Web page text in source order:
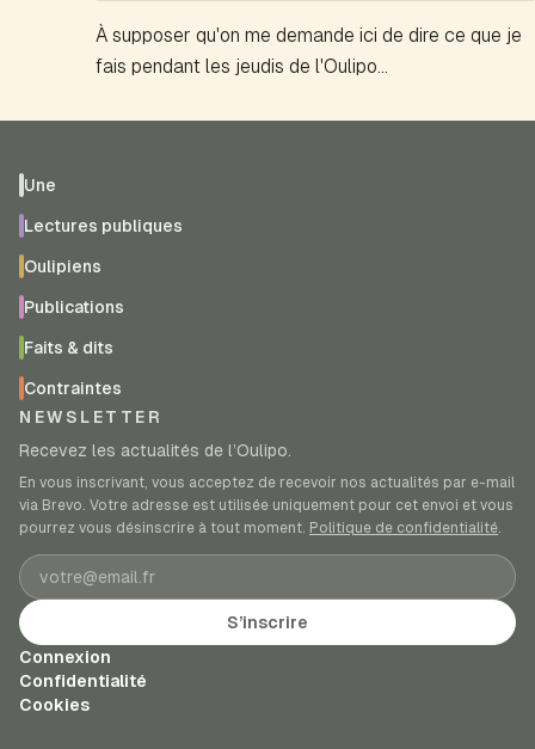
À supposer qu'on me demande ici de dire ce que je
fais pendant les jeudis de l'Oulipo...
Une
Lectures publiques
Oulipiens
Publications
Faits & dits
Contraintes
NEWSLETTER
Recevez les actualités de l’Oulipo.
En vous inscrivant, vous acceptez de recevoir nos actualités par e-mail
via Brevo. Votre adresse est utilisée uniquement pour cet envoi et vous
pourrez vous désinscrire à tout moment. Politique de confidentialité
Adresse e-mail
S’inscrire
Connexion
Confidentialité
Cookies